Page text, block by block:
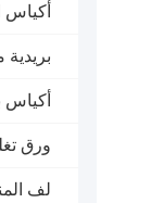
أكياس
ورق
لف